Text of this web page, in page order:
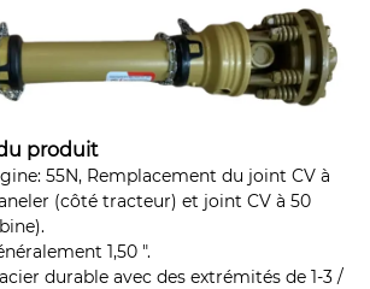
produit
55N, Remplacement du joint CV à
(côté tracteur) et joint CV à 50
1,50 ".
durable avec des extrémités de 1-3 /